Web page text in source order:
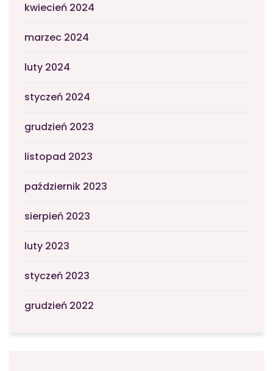
kwiecień 2024
marzec 2024
luty 2024
styczeń 2024
grudzień 2023
listopad 2023
październik 2023
sierpień 2023
luty 2023
styczeń 2023
grudzień 2022